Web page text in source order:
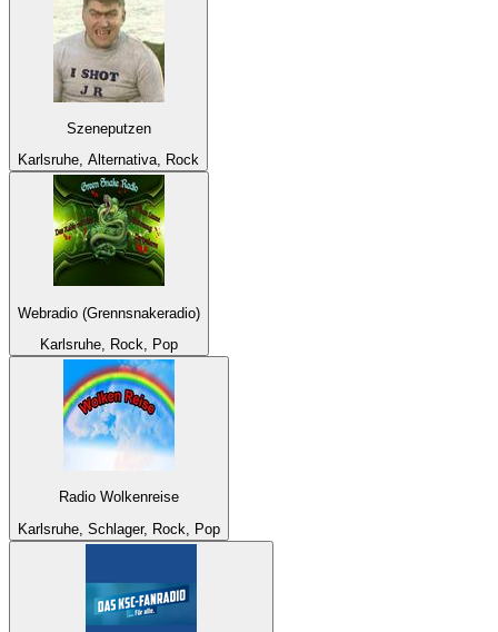
Szeneputzen
Karlsruhe, Alternativa, Rock
Webradio (Grennsnakeradio)
Karlsruhe, Rock, Pop
Radio Wolkenreise
Karlsruhe, Schlager, Rock, Pop